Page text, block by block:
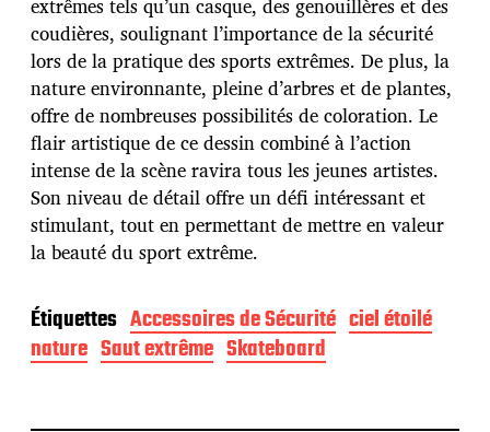
c
a
t
i
o
n
coudières, soulignant l’importance de la sécurité
lors de la pratique des sports extrêmes. De plus, la
nature environnante, pleine d’arbres et de plantes,
offre de nombreuses possibilités de coloration. Le
flair artistique de ce dessin combiné à l’action
intense de la scène ravira tous les jeunes artistes.
Son niveau de détail offre un défi intéressant et
stimulant, tout en permettant de mettre en valeur
la beauté du sport extrême.
Étiquettes Accessoires de Sécurité ciel étoilé
nature Saut extrême Skateboard